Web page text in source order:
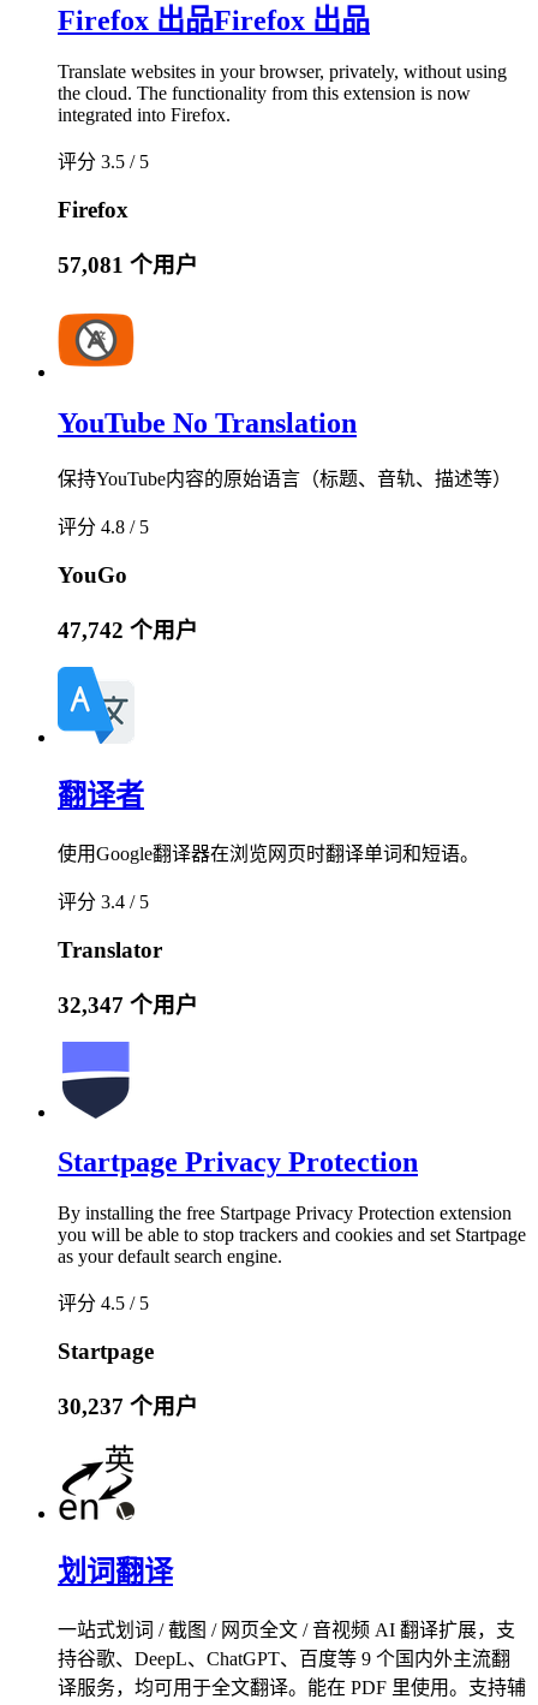
Firefox 出品Firefox 出品
Translate websites in your browser, privately, without using
the cloud. The functionality from this extension is now
integrated into Firefox.
评分 3.5 / 5
Firefox
57,081 个用户
YouTube No Translation
保持YouTube内容的原始语言（标题、音轨、描述等）
评分 4.8 / 5
YouGo
47,742 个用户
翻译者
使用Google翻译器在浏览网页时翻译单词和短语。
评分 3.4 / 5
Translator
32,347 个用户
Startpage Privacy Protection
By installing the free Startpage Privacy Protection extension
you will be able to stop trackers and cookies and set Startpage
as your default search engine.
评分 4.5 / 5
Startpage
30,237 个用户
划词翻译
一站式划词 / 截图 / 网页全文 / 音视频 AI 翻译扩展，支
持谷歌、DeepL、ChatGPT、百度等 9 个国内外主流翻
译服务，均可用于全文翻译。能在 PDF 里使用。支持辅